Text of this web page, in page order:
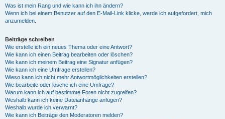
Was ist mein Rang und wie kann ich ihn ändern?
Wenn ich bei einem Benutzer auf den E-Mail-Link klicke, werde ich aufgefordert, mich
anzumelden.
Beiträge schreiben
Wie erstelle ich ein neues Thema oder eine Antwort?
Wie kann ich einen Beitrag bearbeiten oder löschen?
Wie kann ich meinem Beitrag eine Signatur anfügen?
Wie kann ich eine Umfrage erstellen?
Wieso kann ich nicht mehr Antwortmöglichkeiten erstellen?
Wie bearbeite oder lösche ich eine Umfrage?
Warum kann ich auf bestimmte Foren nicht zugreifen?
Weshalb kann ich keine Dateianhänge anfügen?
Weshalb wurde ich verwarnt?
Wie kann ich Beiträge den Moderatoren melden?